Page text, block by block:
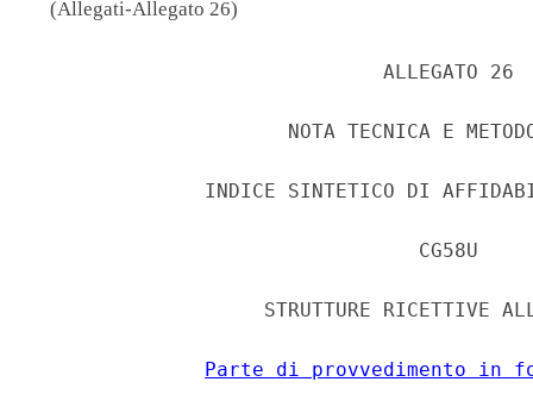
(Allegati-Allegato 26)
                             ALLEGATO 26
NOTA TECNICA E
INDICE SINTETICO DI
                                CG58U
STRUTTURE RICETTIVE
Parte di provvedimento in